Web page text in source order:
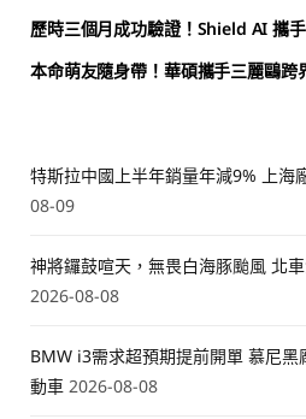
歷時三個月成功驗證！Shield AI 攜
本命萌友隨身帶！華碩攜手三麗鷗
特斯拉中國上半年銷量年減9% 上海
08-09
神將鑼鼓喧天，無畏白海豚颱風 北
2026-08-08
BMW i3需求超預期提前開單 慕尼
動車 2026-08-08